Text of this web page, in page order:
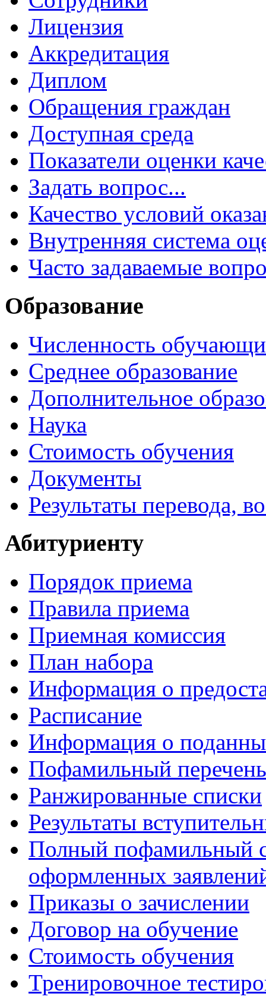
Лицензия
Аккредитация
Диплом
Обращения граждан
Доступная среда
Показатели оценки
Задать вопрос...
Качество условий
Внутренняя система
Часто задаваемые
Образование
Численность
Среднее образование
Дополнительное
Наука
Стоимость обучения
Документы
Результаты перевода,
Абитуриенту
Порядок приема
Правила приема
Приемная комиссия
План набора
Информация о
Расписание
Информация о
Пофамильный
Ранжированные списки
Результаты
Полный пофамильный
оформленных
Приказы о зачислении
Договор на обучение
Стоимость обучения
Тренировочное